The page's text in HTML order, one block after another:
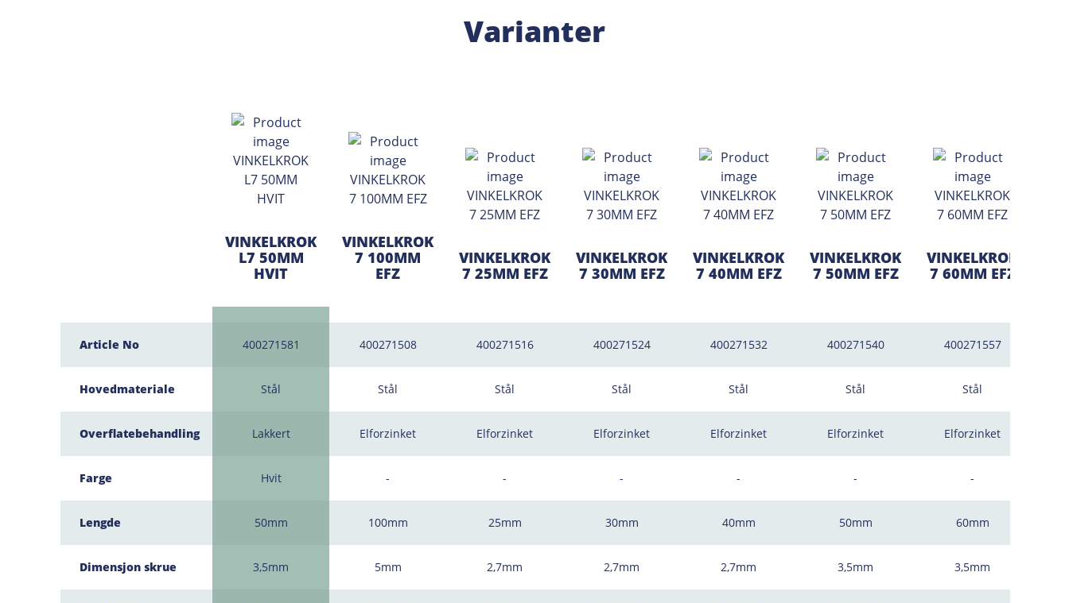
Varianter
Article No
Hovedmateriale
Overflatebehandling
Farge
Lengde
Dimensjon skrue
VINKELKROK
L7 50MM
HVIT
400271581
Stål
Lakkert
Hvit
50mm
3,5mm
VINKELKROK
7 100MM
EFZ
400271508
Stål
Elforzinket
-
100mm
5mm
VINKELKROK
7 25MM EFZ
400271516
Stål
Elforzinket
-
25mm
2,7mm
VINKELKROK
7 30MM EFZ
400271524
Stål
Elforzinket
-
30mm
2,7mm
VINKELKROK
7 40MM EFZ
400271532
Stål
Elforzinket
-
40mm
2,7mm
VINKELKROK
7 50MM EFZ
400271540
Stål
Elforzinket
-
50mm
3,5mm
VINKELKROK
7 60MM EFZ
400271557
Stål
Elforzinket
-
60mm
3,5mm